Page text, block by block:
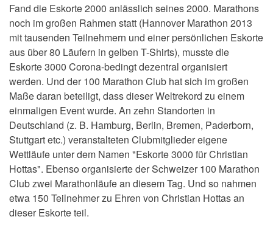
Fand die Eskorte 2000 anlässlich seines 2000. Marathons
noch im großen Rahmen statt (Hannover Marathon 2013
mit tausenden Teilnehmern und einer persönlichen Eskorte
aus über 80 Läufern in gelben T-Shirts), musste die
Eskorte 3000 Corona-bedingt dezentral organisiert
werden. Und der 100 Marathon Club hat sich im großen
Maße daran beteiligt, dass dieser Weltrekord zu einem
einmaligen Event wurde. An zehn Standorten in
Deutschland (z. B. Hamburg, Berlin, Bremen, Paderborn,
Stuttgart etc.) veranstalteten Clubmitglieder eigene
Wettläufe unter dem Namen "Eskorte 3000 für Christian
Hottas". Ebenso organisierte der Schweizer 100 Marathon
Club zwei Marathonläufe an diesem Tag. Und so nahmen
etwa 150 Teilnehmer zu Ehren von Christian Hottas an
dieser Eskorte teil.